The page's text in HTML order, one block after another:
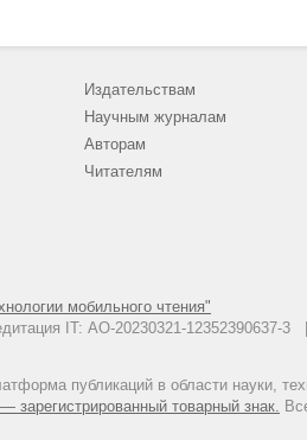
мобильного чтения"
IT: АО-20230321-
публикаций в области науки,
зарегистрированный товарный знак.
Издательствам
Научным журналам
Авторам
Читателям